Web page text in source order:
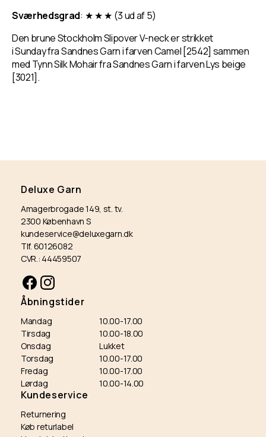
Sværhedsgrad: ★★★ (3 ud af 5)
Den brune Stockholm Slipover V-neck er strikket
i Sunday fra Sandnes Garn i farven Camel [2542] sammen
med Tynn Silk Mohair fra Sandnes Garn i farven Lys beige
[3021].
Deluxe Garn
Amagerbrogade 149, st. tv.
2300 København S
kundeservice@deluxegarn.dk
Tlf. 60126082
CVR.: 44459507
Facebook
Åbningstider
Mandag
10.00-17.00
Tirsdag
10.00-18.00
Onsdag
Lukket
Torsdag
10.00-17.00
Fredag
10.00-17.00
Lørdag
10.00-14.00
Kundeservice
Returnering
Køb returlabel